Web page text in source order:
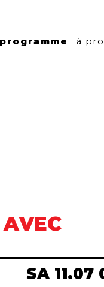
programme à
SA 11.07